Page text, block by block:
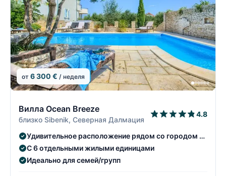
от 6 300 € / неделя
Вилла Ocean Breeze
близко Sibenik, Северная Далмация
4.8
Удивительное расположение рядом со городом и
пляжем.
С 6 отдельными жилыми единицами
Идеально для семей/групп